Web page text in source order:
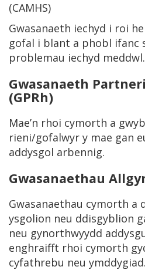
(CAMHS)
Gwasanaeth iechyd i roi
gofal i blant a phobl ifanc
problemau iechyd meddwl.
Gwasanaeth
(GPRh)
Mae’n rhoi cymorth a
rieni/gofalwyr y mae gan
addysgol arbennig.
Gwasanaethau
Gwasanaethau cymorth a
ysgolion neu ddisgyblion
neu gynorthwyydd
enghraifft rhoi cymorth
cyfathrebu neu ymddygiad.